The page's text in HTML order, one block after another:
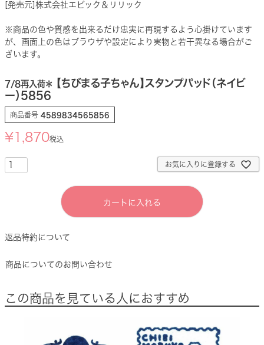
[発売元]株式会社エピック＆リリック
※商品の色や質感を出来るだけ忠実に再現するよう心掛けています
が、画面上の色はブラウザや設定により実物と若干異なる場合がご
ざいます。
7/8再入荷＊
【ちびまる子ちゃん】スタンプパッド（ネイビ
ー）5856
商品番号 4589834565856
¥1,870税込
お気に入りに登録する
カートに入れる
返品特約について
商品についてのお問い合わせ
この商品を見ている人におすすめ